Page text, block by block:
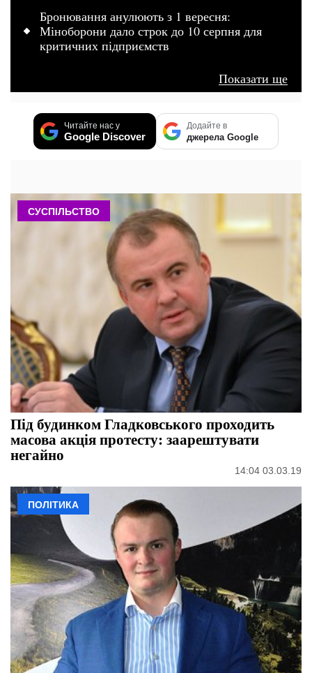
Бронювання анулюють з 1 вересня:
Міноборони дало строк до 10 серпня для
критичних підприємств
Показати ще
Читайте нас у
Google Discover
Додайте в
джерела Google
СУСПІЛЬСТВО
Під будинком Гладковського проходить
масова акція протесту: заарештувати
негайно
14:04 03.03.19
ПОЛІТИКА